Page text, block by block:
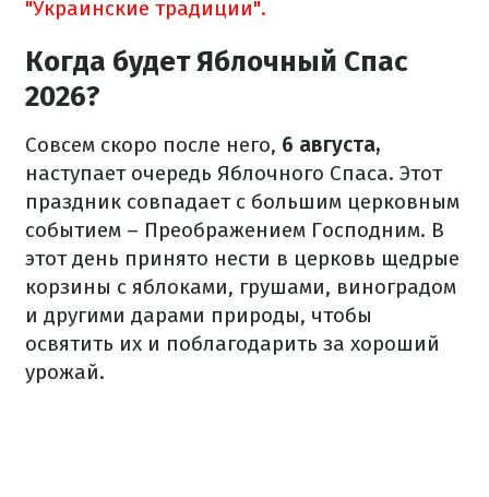
"Украинские традиции".
Когда будет Яблочный Спас
2026?
Совсем скоро после него, 6 августа,
наступает очередь Яблочного Спаса. Этот
праздник совпадает с большим церковным
событием – Преображением Господним. В
этот день принято нести в церковь щедрые
корзины с яблоками, грушами, виноградом
и другими дарами природы, чтобы
освятить их и поблагодарить за хороший
урожай.